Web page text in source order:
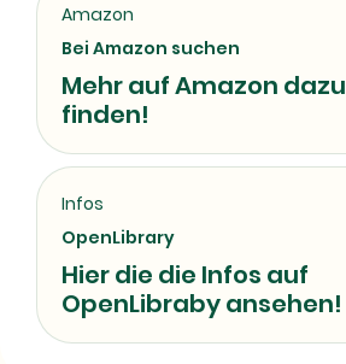
Amazon
Bei Amazon suchen
Mehr auf Amazon dazu
finden!
Infos
OpenLibrary
Hier die die Infos auf
OpenLibraby ansehen!